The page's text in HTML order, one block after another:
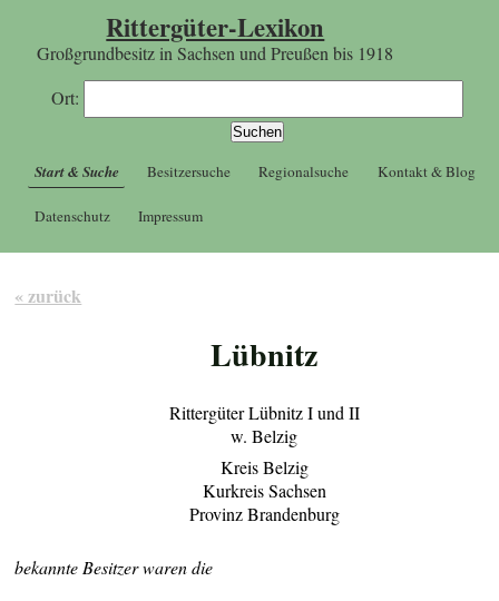
Rittergüter-Lexikon
Großgrundbesitz in Sachsen und Preußen bis 1918
Ort:
Start & Suche Besitzersuche Regionalsuche Kontakt & Blog
Datenschutz Impressum
« zurück
Lübnitz
Rittergüter Lübnitz I und II
w. Belzig
Kreis Belzig
Kurkreis Sachsen
Provinz Brandenburg
bekannte Besitzer waren die